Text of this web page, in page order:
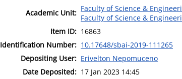
Academic Unit: Faculty of Science &
Faculty of Science &
Item ID: 16863
Identification Number: 10.17648/sbai-2019-111265
Depositing User: Erivelton Nepomuceno
Date Deposited: 17 Jan 2023 14:45